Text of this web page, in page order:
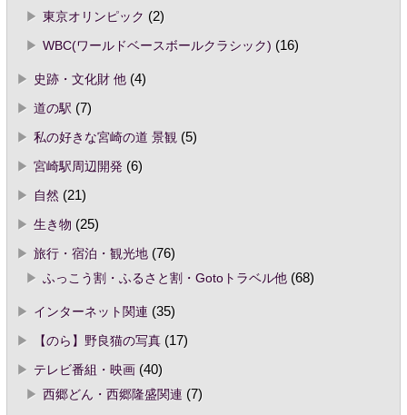
東京オリンピック (2)
WBC(ワールドベースボールクラシック) (16)
史跡・文化財 他(4)
道の駅 (7)
私の好きな宮崎の道 景観 (5)
宮崎駅周辺開発(6)
自然 (21)
生き物 (25)
旅行・宿泊・観光地(76)
ふっこう割・ふるさと割・Gotoトラベル他(68)
インターネット関連 (35)
【のら】野良猫の写真(17)
テレビ番組・映画(40)
西郷どん・西郷隆盛関連 (7)